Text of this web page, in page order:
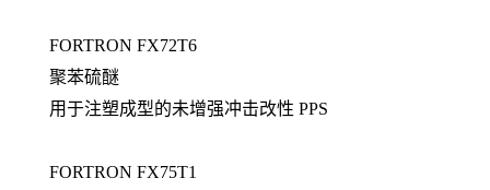
FORTRON FX72T6
聚苯硫醚
用于注塑成型的未增强冲击改性 PPS
FORTRON FX75T1